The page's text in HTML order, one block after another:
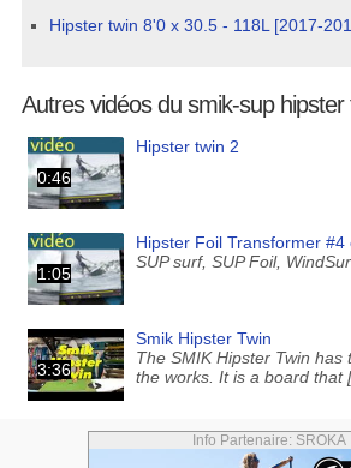
Hipster twin 8'0 x 30.5 - 118L [2017-
Autres vidéos du smik-sup hipster
0:46
Hipster twin 2
1:05
Hipster Foil Transformer #4
SUP surf, SUP Foil,
3:36
Smik Hipster Twin
The SMIK Hipster Twin has
the works. It is a board that
Info Partenaire: SROKA